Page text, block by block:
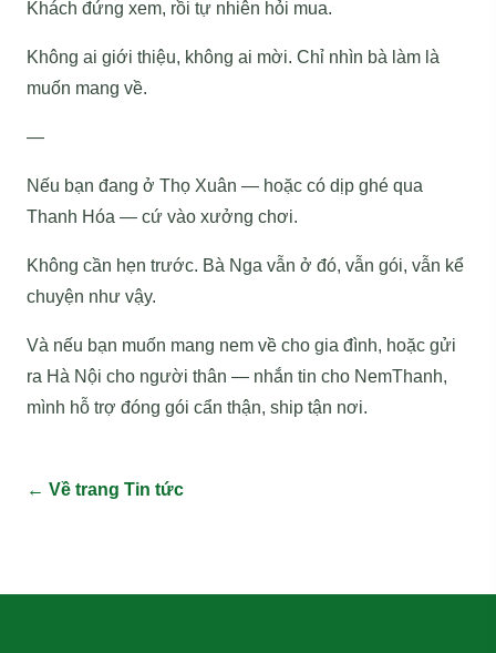
Khách đứng xem, rồi tự nhiên hỏi mua.
Không ai giới thiệu, không ai mời. Chỉ nhìn bà làm là
muốn mang về.
—
Nếu bạn đang ở Thọ Xuân — hoặc có dịp ghé qua
Thanh Hóa — cứ vào xưởng chơi.
Không cần hẹn trước. Bà Nga vẫn ở đó, vẫn gói, vẫn kể
chuyện như vậy.
Và nếu bạn muốn mang nem về cho gia đình, hoặc gửi
ra Hà Nội cho người thân — nhắn tin cho NemThanh,
mình hỗ trợ đóng gói cẩn thận, ship tận nơi.
← Về trang Tin tức